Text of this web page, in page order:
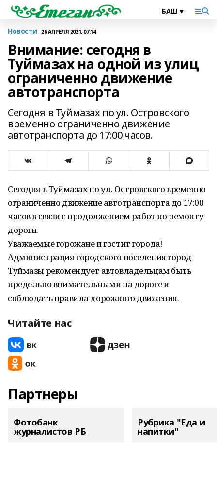
Новости 26 АПРЕЛЯ 2021, 07:14
Внимание: сегодня в
Туймазах на одной из улиц
ограниченно движение
автотранспорта
Сегодня в Туймазах по ул. Островского
временно ограниченно движение
автотранспорта до 17:00 часов.
Сегодня в Туймазах по ул. Островского временно
ограниченно движение автотранспорта до 17:00
часов в связи с продолжением работ по ремонту
дороги.
Уважаемые горожане и гостит города!
Администрация городского поселения город
Туймазы рекомендует автовладельцам быть
предельно внимательными на дороге и
соблюдать правила дорожного движения.
Читайте нас
Партнеры
Фотобанк
журналистов РБ
Рубрика "Еда и
напитки"